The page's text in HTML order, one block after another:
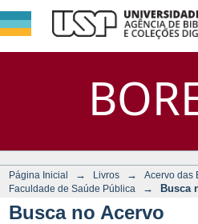
Busca no
DSpace/
Página Inicial → Livros → Acervo das
Faculdade de Saúde Pública
→ Busca
Busca no Acervo